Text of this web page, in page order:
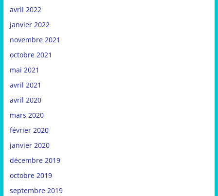
avril 2022
janvier 2022
novembre 2021
octobre 2021
mai 2021
avril 2021
avril 2020
mars 2020
février 2020
janvier 2020
décembre 2019
octobre 2019
septembre 2019